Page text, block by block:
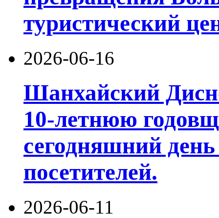
туристический
2026-06-16
Шанхайский
10-летнюю
сегодняшний
посетителей.
2026-06-11